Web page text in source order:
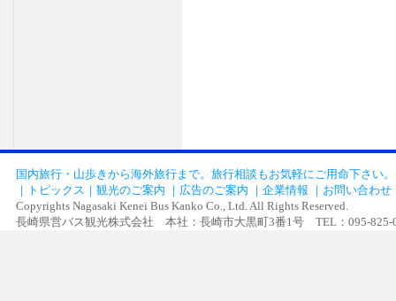
国内旅行・山歩きから海外旅行まで。旅行相談もお気軽にご用命下さい。
｜
トピックス ｜ 観光のご案内 ｜ 広告のご案内 ｜ 企業情報 ｜ お問い合わせ
Copyrights Nagasaki Kenei Bus Kanko Co., Ltd. All Rights Reserved.
長崎県営バス観光株式会社 本社：長崎市大黒町3番1号 TEL：095-